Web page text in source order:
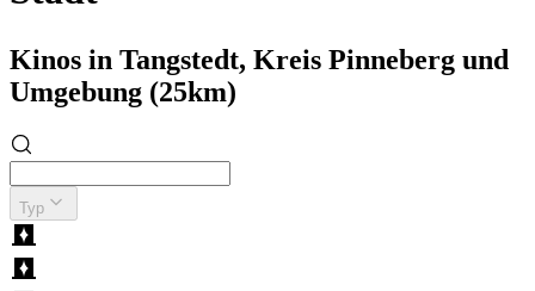
Kinos in Tangstedt, Kreis Pinneberg und
Umgebung (25km)
Typ